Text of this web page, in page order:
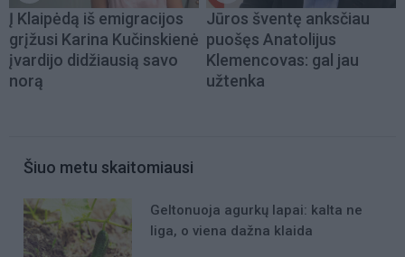
Į Klaipėdą iš emigracijos
grįžusi Karina Kučinskienė
įvardijo didžiausią savo
norą
Jūros šventę anksčiau
puošęs Anatolijus
Klemencovas: gal jau
užtenka
Šiuo metu skaitomiausi
Geltonuoja agurkų lapai: kalta ne
liga, o viena dažna klaida